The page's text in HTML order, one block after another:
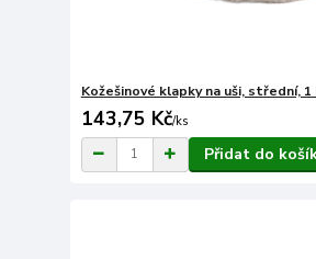
Kožešinové klapky na uši, střední,
143,75 Kč/ks
Přidat do